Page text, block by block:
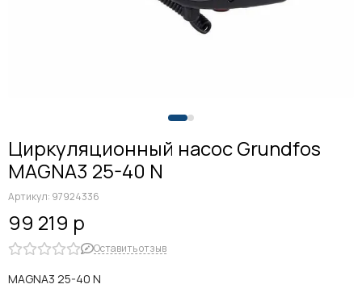
Циркуляционный насос Grundfos
MAGNA3 25-40 N
Артикул: 97924336
99 219 р
Оставить отзыв
MAGNA3 25-40 N